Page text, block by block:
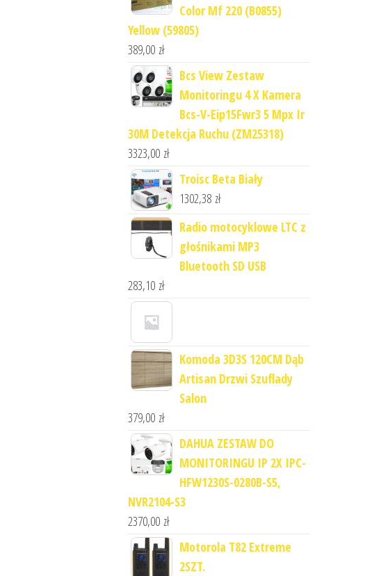
Color Mf 220 (B0855)
Yellow (59805)
389,00 zł
Bcs View Zestaw
Monitoringu 4 X Kamera
Bcs-V-Eip15Fwr3 5 Mpx Ir
30M Detekcja Ruchu (ZM25318)
3323,00 zł
Troisc Beta Biały
1302,38 zł
Radio motocyklowe LTC z
głośnikami MP3
Bluetooth SD USB
283,10 zł
Komoda 3D3S 120CM Dąb
Artisan Drzwi Szuflady
Salon
379,00 zł
DAHUA ZESTAW DO
MONITORINGU IP 2X IPC-
HFW1230S-0280B-S5,
NVR2104-S3
2370,00 zł
Motorola T82 Extreme
2SZT.